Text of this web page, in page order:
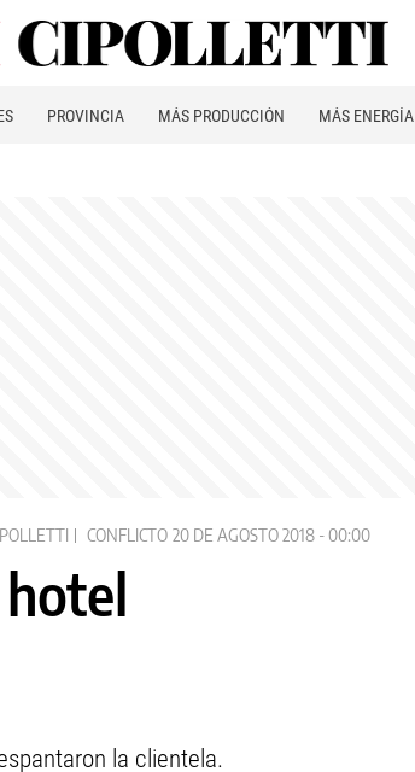
PROVINCIA MÁS PRODUCCIÓN MÁS ENERGÍA
CONFLICTO 20 DE AGOSTO 2018 - 00:00
la clientela.